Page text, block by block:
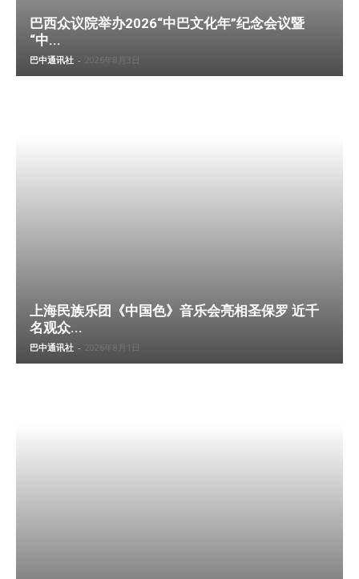
巴西众议院举办2026“中巴文化年”纪念会议暨
“中...
巴中通讯社 - 2026年8月3日
上海民族乐团《中国色》音乐会亮相圣保罗 近千
名观众...
巴中通讯社 - 2026年8月1日